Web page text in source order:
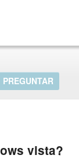
vista?